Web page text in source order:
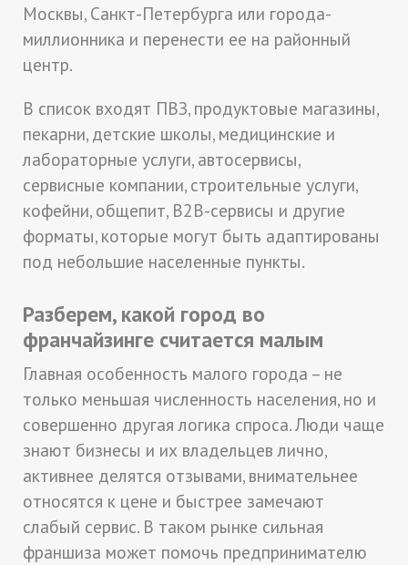
Москвы, Санкт-Петербурга или города-
миллионника и перенести ее на районный
центр.
В список входят ПВЗ, продуктовые магазины,
пекарни, детские школы, медицинские и
лабораторные услуги, автосервисы,
сервисные компании, строительные услуги,
кофейни, общепит, B2B-сервисы и другие
форматы, которые могут быть адаптированы
под небольшие населенные пункты.
Разберем, какой город во
франчайзинге считается малым
Главная особенность малого города – не
только меньшая численность населения, но и
совершенно другая логика спроса. Люди чаще
знают бизнесы и их владельцев лично,
активнее делятся отзывами, внимательнее
относятся к цене и быстрее замечают
слабый сервис. В таком рынке сильная
франшиза может помочь предпринимателю